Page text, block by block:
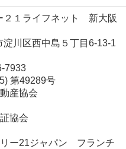
２１ライフネット 新大阪
淀川区西中島５丁目6-13-1
7933
第49289号
産協会
協会
ー21ジャパン フランチ